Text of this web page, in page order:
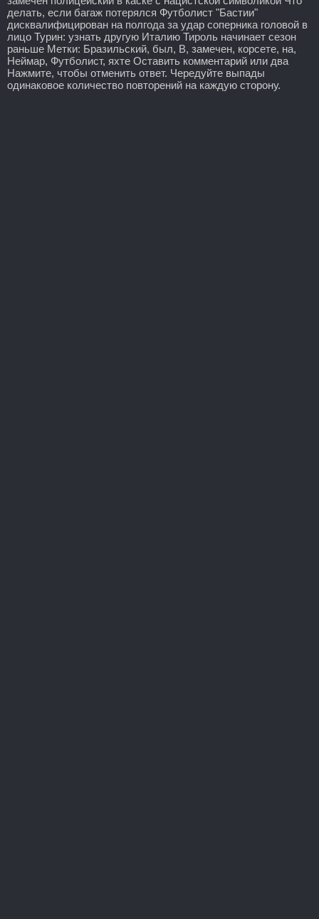
делать, если багаж потерялся Футболист "Бастии"
дисквалифицирован на полгода за удар соперника головой в
лицо Турин: узнать другую Италию Тироль начинает сезон
раньше Метки: Бразильский, был, В, замечен, корсете, на,
Неймар, Футболист, яхте Оставить комментарий или два
Нажмите, чтобы отменить ответ. Чередуйте выпады
одинаковое количество повторений на каждую сторону.